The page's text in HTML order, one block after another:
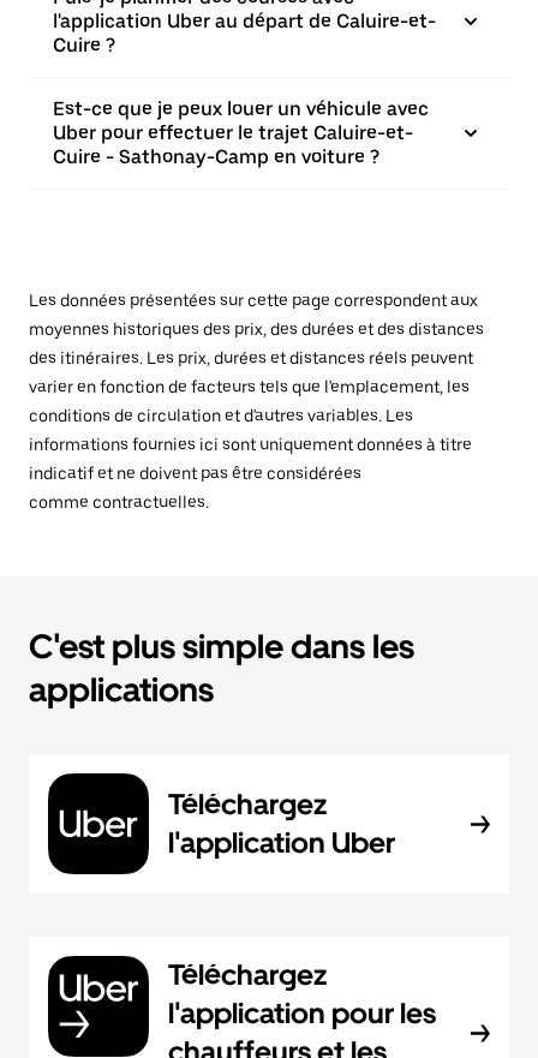
l'application Uber au départ de Caluire-et-
Cuire ?
Est-ce que je peux louer un véhicule avec
Uber pour effectuer le trajet Caluire-et-
Cuire - Sathonay-Camp en voiture ?
Les données présentées sur cette page correspondent aux
moyennes historiques des prix, des durées et des distances
des itinéraires. Les prix, durées et distances réels peuvent
varier en fonction de facteurs tels que l'emplacement, les
conditions de circulation et d'autres variables. Les
informations fournies ici sont uniquement données à titre
indicatif et ne doivent pas être considérées
comme contractuelles.
C'est plus simple dans les
applications
Téléchargez
l'application Uber
Téléchargez
l'application pour les